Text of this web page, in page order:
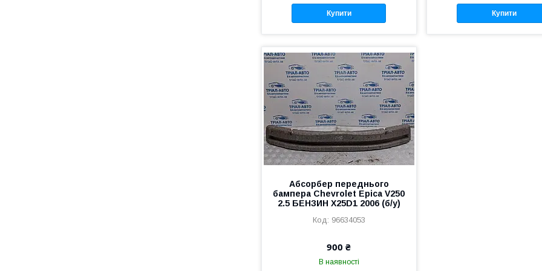
Купити Купити
Абсорбер переднього
бампера Chevrolet Epica V250
2.5 БЕНЗИН X25D1 2006 (б/у)
96634053
900 ₴
В наявності